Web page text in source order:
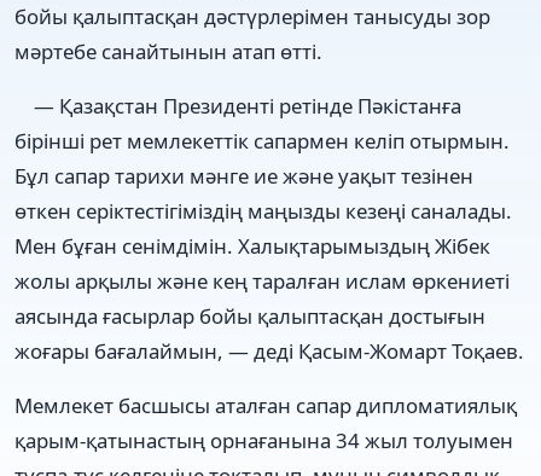
бойы қалыптасқан дәстүрлерімен танысуды зор
мәртебе санайтынын атап өтті.
— Қазақстан Президенті ретінде Пәкістанға
бірінші рет мемлекеттік сапармен келіп отырмын.
Бұл сапар тарихи мәнге ие және уақыт тезінен
өткен серіктестігіміздің маңызды кезеңі саналады.
Мен бұған сенімдімін. Халықтарымыздың Жібек
жолы арқылы және кең таралған ислам өркениеті
аясында ғасырлар бойы қалыптасқан достығын
жоғары бағалаймын, — деді Қасым-Жомарт Тоқаев.
Мемлекет басшысы аталған сапар дипломатиялық
қарым-қатынастың орнағанына 34 жыл толуымен